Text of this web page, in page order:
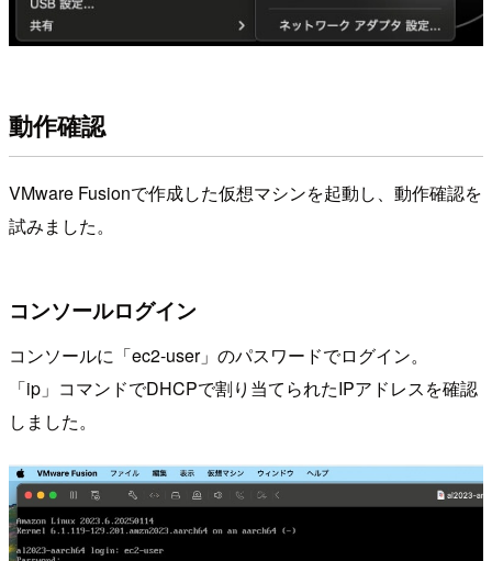
動作確認
VMware Fusionで作成した仮想マシンを起動し、動作確認を
試みました。
コンソールログイン
コンソールに「ec2-user」のパスワードでログイン。
「ip」コマンドでDHCPで割り当てられたIPアドレスを確認
しました。